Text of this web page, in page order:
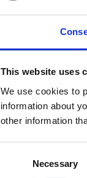
This website uses
We use cookies to
information about
other information
Necessary
boite